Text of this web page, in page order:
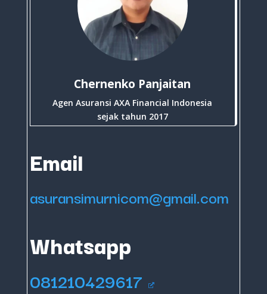
Chernenko Panjaitan
Agen Asuransi AXA Financial Indonesia
sejak tahun 2017
Email
asuransimurnicom@gmail.com
Whatsapp
081210429617